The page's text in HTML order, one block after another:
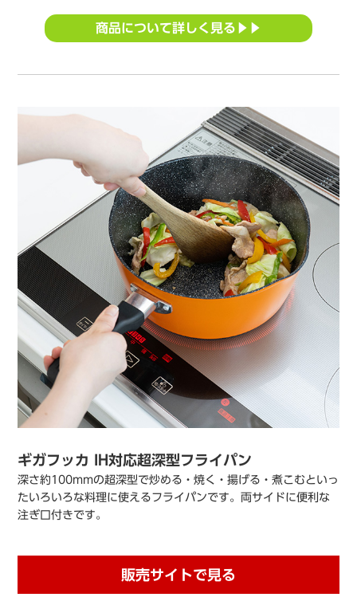
商品について詳しく見る▶▶
ギガフッカ IH対応超深型フライパン
深さ約100mmの超深型で炒める・焼く・揚げる・煮こむといっ
たいろいろな料理に使えるフライパンです。両サイドに便利な
注ぎ口付きです。
販売サイトで見る